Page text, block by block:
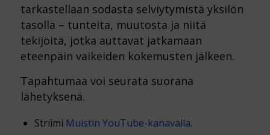
tarkastellaan sodasta selviytymistä yksilön
tasolla – tunteita, muutosta ja niitä
tekijöitä, jotka auttavat jatkamaan
eteenpäin vaikeiden kokemusten jälkeen.
Tapahtumaa voi seurata suorana
lähetyksenä.
Striimi Muistin YouTube-kanavalla.